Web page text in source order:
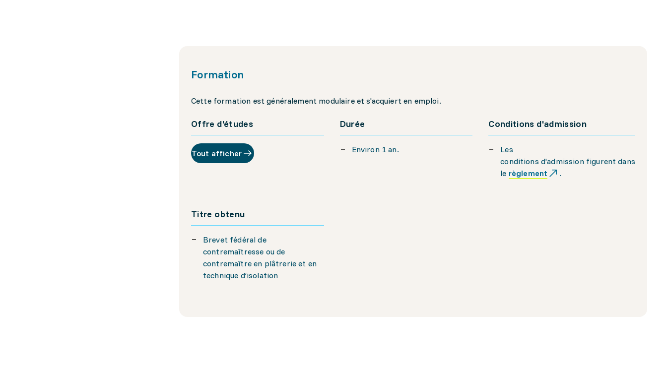
Formation
Cette formation est généralement modulaire et s'acquiert en emploi.
Offre d'études
Tout afficher
Durée
Environ 1 an.
Conditions d'admission
Les
conditions d'admission figurent dans
le règlement .
Titre obtenu
Brevet fédéral de
contremaîtresse ou de
contremaître en plâtrerie et en
technique d’isolation